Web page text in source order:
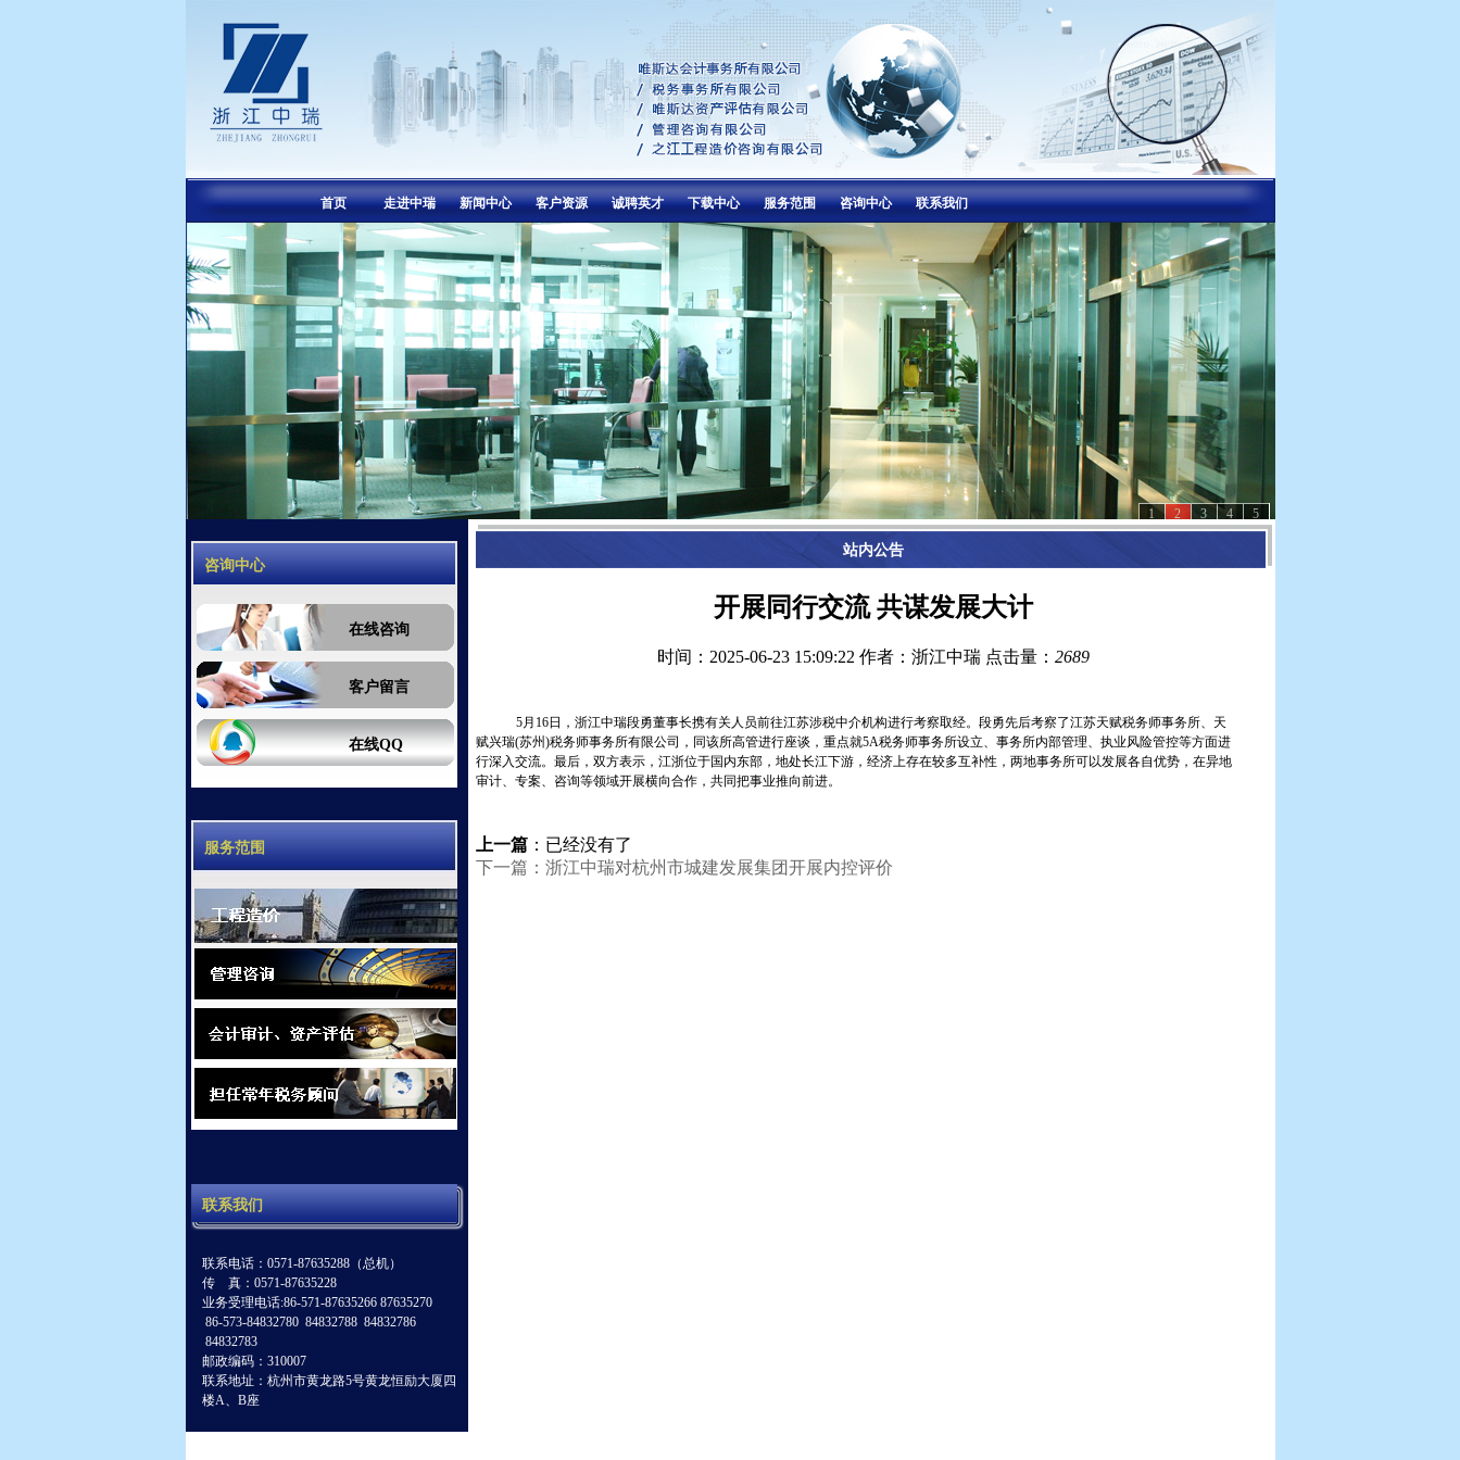
首页 走进中瑞 新闻中心 客户资源 诚聘英才 下载中心 服务范围 咨询中心 联系我们
5
4
3
2
1
咨询中心
在线咨询
客户留言
在线QQ
服务范围
联系我们
联系电话：0571-87635288（总机）
传 真：0571-87635228
业务受理电话:86-571-87635266 87635270
86-573-84832780 84832788 84832786
84832783
邮政编码：310007
联系地址：杭州市黄龙路5号黄龙恒励大厦四
楼A、B座
站内公告
开展同行交流 共谋发展大计
时间：2025-06-23 15:09:22 作者：浙江中瑞 点击量： 2689
5月 16日，浙江中瑞段勇董事长携有关人员前往江苏涉税中介机构进行考察取经。段勇先后考察了江苏天赋税务师事务所、天
赋兴瑞(苏州)税务师事务所有限公司，同该所高管进行座谈，重点就5A税务师事务所设立、事务所内部管理、执业风险管控等方面进
行深入交流。最后，双方表示，江浙位于国内东部，地处长江下游，经济上存在较多互补性，两地事务所可以发展各自优势，在异地
审计、专案、咨询等领域开展横向合作，共同把事业推向前进。
上一篇：已经没有了
下一篇：浙江中瑞对杭州市城建发展集团开展内控评价